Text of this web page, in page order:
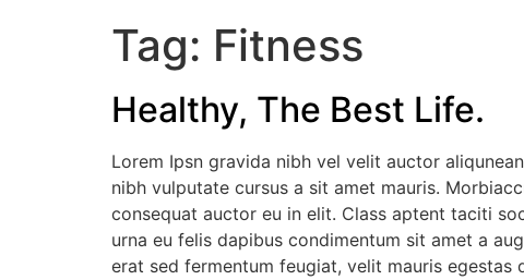
Tag: Fitness
Healthy, The Best Life.
Lorem Ipsn gravida nibh vel velit auctor
nibh vulputate cursus a sit amet mauris.
consequat auctor eu in elit. Class aptent taciti
urna eu felis dapibus condimentum sit amet a
erat sed fermentum feugiat, velit mauris egestas